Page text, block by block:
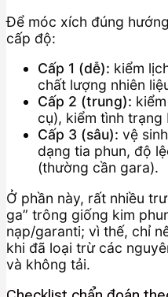
Để móc xích đúng
cấp độ:
Cấp 1 (dễ): kiểm
chất lượng nhiên
Cấp 2 (trung):
cụ), kiểm tình trạng
Cấp 3 (sâu): vệ
dạng tia phun, độ
(thường cần gara).
Ở phần này, rất nhiều
ga” trông giống kim
nạp/garanti; vì thế, chỉ
khi đã loại trừ các
và không tải.